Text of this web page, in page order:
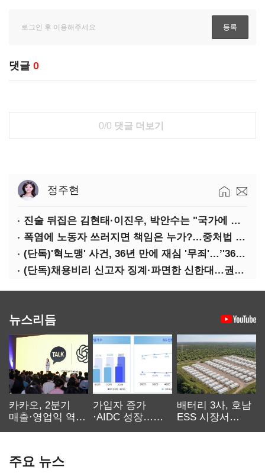
댓글 0
0/0 댓글 더보기
정주현
진술 뒤집은 김현태·이진우, 박안수는 "국가에 헌신"…법정서 드러난 군 수뇌부의 민낯
폭염에 노동자 쓰러지면 책임은 누가?…중처법 처벌될까?
(단독)'혁노맹' 사건, 36년 만에 재심 '무죄'…’'36시간 불법구금·자백강요' 인정
(단독)채용비리 신고자 징계·파면한 신한대…권익위 제동에도 갈등 계속
뉴스리듬
카카오, 2분기
매출·영업익 역대
가입자 증가
·AIDC 성장…
배터리 3사, 호남
ESS 시장서
주요 뉴스